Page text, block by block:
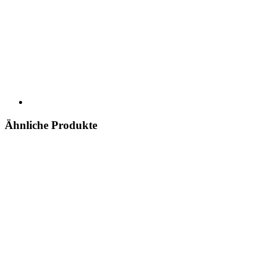
Ähnliche Produkte